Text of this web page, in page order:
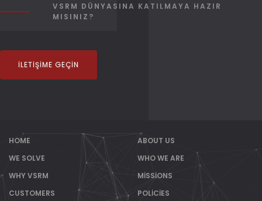
VSRM DÜNYASINA KATILMAYA HAZIR
MISINIZ?
İLETIŞIME GEÇIN
HOME
WE SOLVE
WHY VSRM
CUSTOMERS
ABOUT US
WHO WE ARE
MISSIONS
POLICIES